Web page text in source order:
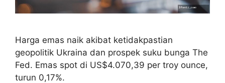
Harga emas naik akibat ketidakpastian
geopolitik Ukraina dan prospek suku bunga The
Fed. Emas spot di US$4.070,39 per troy ounce,
turun 0,17%.